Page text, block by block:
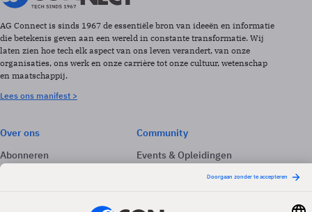
AG Connect is sinds 1967 de essentiële bron van ideeën en informatie
die betekenis geven aan een wereld in constante transformatie. Wij
laten zien hoe tech elk aspect van ons leven verandert, van onze
organisaties, ons werk en onze carrière tot onze cultuur, wetenschap
en maatschappij.
Lees ons manifest >
Over ons
Abonneren
Adverteren
Community
Events & Opleidingen